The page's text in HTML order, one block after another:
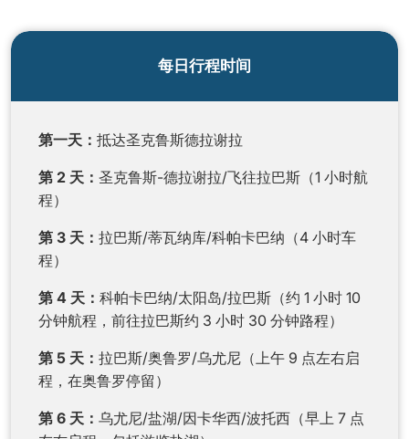
每日行程时间
第一天： 抵达圣克鲁斯德拉谢拉
第 2 天： 圣克鲁斯-德拉谢拉/飞往拉巴斯（1 小时航
程）
第 3 天： 拉巴斯/蒂瓦纳库/科帕卡巴纳（4 小时车
程）
第 4 天： 科帕卡巴纳/太阳岛/拉巴斯（约 1 小时 10
分钟航程，前往拉巴斯约 3 小时 30 分钟路程）
第 5 天： 拉巴斯/奥鲁罗/乌尤尼（上午 9 点左右启
程，在奥鲁罗停留）
第 6 天： 乌尤尼/盐湖/因卡华西/波托西（早上 7 点